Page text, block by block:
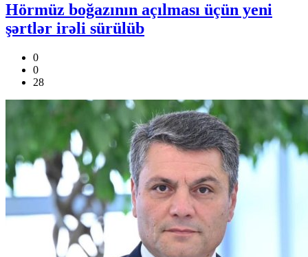
Hörmüz boğazının açılması üçün yeni
şərtlər irəli sürülüb
0
0
28